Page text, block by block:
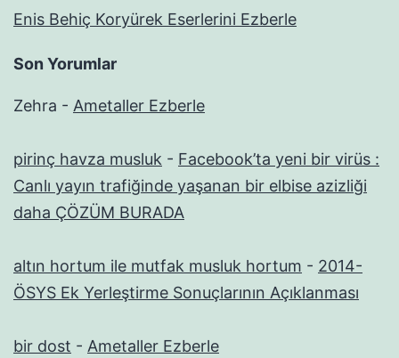
Enis Behiç Koryürek Eserlerini Ezberle
Son Yorumlar
Zehra - Ametaller Ezberle
pirinç havza musluk - Facebook’ta yeni bir virüs :
Canlı yayın trafiğinde yaşanan bir elbise azizliği
daha ÇÖZÜM BURADA
altın hortum ile mutfak musluk hortum - 2014-
ÖSYS Ek Yerleştirme Sonuçlarının Açıklanması
bir dost - Ametaller Ezberle